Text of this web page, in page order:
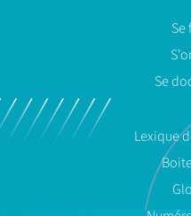
Se
Se
Lexique